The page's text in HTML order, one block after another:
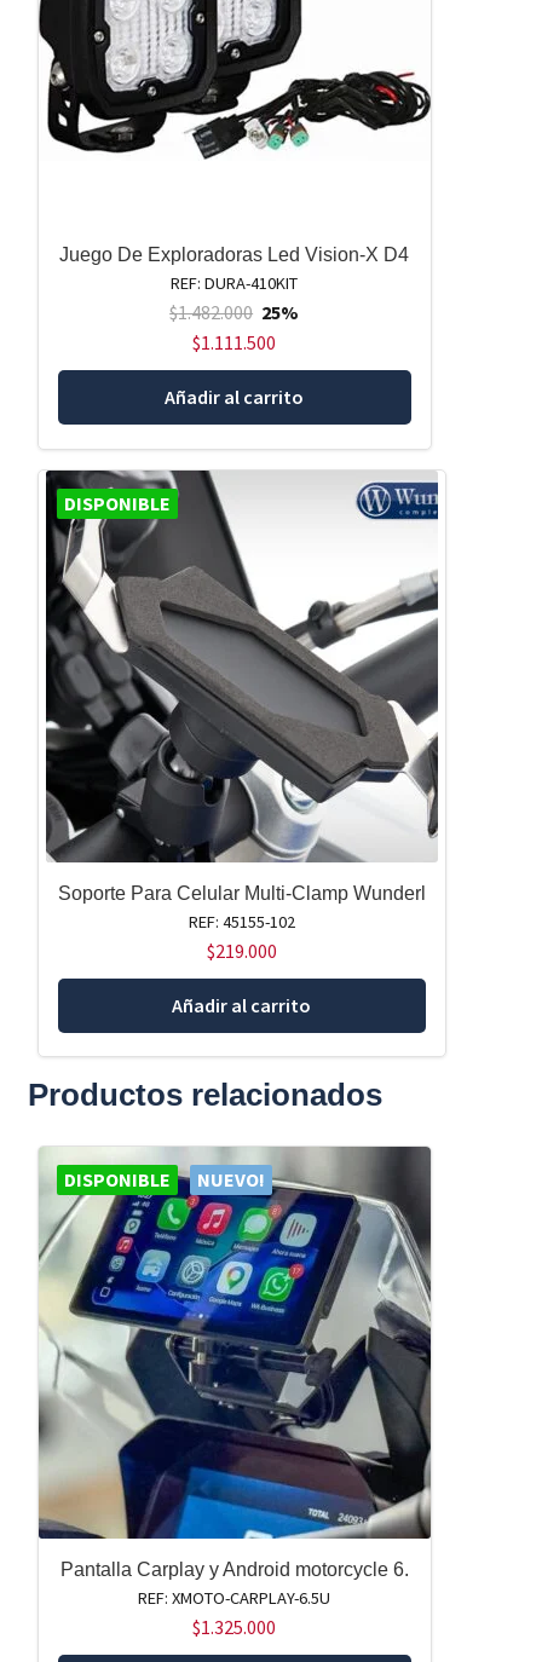
Juego De Exploradoras Led Vision-X D4
REF: DURA-410KIT
$1.482.000 25%
$1.111.500
Añadir al carrito
DISPONIBLE
Soporte Para Celular Multi-Clamp Wunderl
REF: 45155-102
$219.000
Añadir al carrito
Productos relacionados
DISPONIBLE NUEVO!
Pantalla Carplay y Android motorcycle 6.
REF: XMOTO-CARPLAY-6.5U
$1.325.000